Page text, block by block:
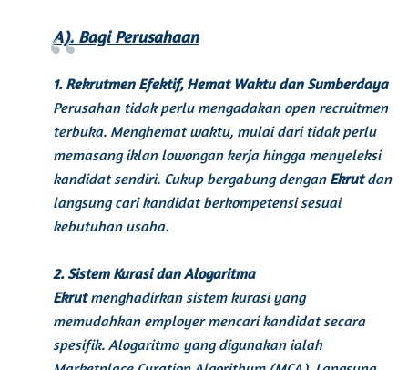
A). Bagi Perusahaan
1. Rekrutmen Efektif, Hemat Waktu dan Sumberdaya
Perusahan tidak perlu mengadakan open recruitmen
terbuka. Menghemat waktu, mulai dari tidak perlu
memasang iklan lowongan kerja hingga menyeleksi
kandidat sendiri. Cukup bergabung dengan Ekrutdan
langsung cari kandidat berkompetensi sesuai
kebutuhan usaha.
2. Sistem Kurasi dan Alogaritma
Ekrutmenghadirkan sistem kurasi yang
memudahkan employermencari kandidat secara
spesifik. Alogaritma yang digunakan ialah